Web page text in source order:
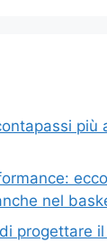
più
nel
progettare